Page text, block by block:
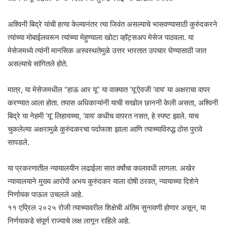
अश्विनी बिद्रे यांची हत्या केल्यानंतर त्या जिवंत असल्याचे भासवण्यासाठी कुरुंदकरने
त्यांच्या मोबाईलवरून त्यांच्या मेहुण्याला खोटा व्हॉट्सअप मेसेज पाठवला. या
मेसेजमध्ये त्यांनी मानसिक अस्वस्थतेमुळे उत्तर भारतात उपचार घेण्यासाठी जात
असल्याचे सांगितले होते.
मात्र, या मेसेजमधील “हाऊ आर यू” या वाक्यात ‘यू’ऐवजी ‘वाय’ या अक्षराचा वापर
करण्यात आला होता. तपास अधिकाऱ्यांनी याची सखोल छाननी केली असता, अश्विनी
बिद्रे या नेहमी ‘यू’ लिहायच्या, ‘वाय’ कधीच वापरत नसत, हे स्पष्ट झाले. याच
चुकलेल्या अक्षरामुळे कुरुंदकरचा पर्दाफाश झाला आणि त्याच्याविरुद्ध ठोस पुरावे
सापडले.
या प्रकरणातील न्यायालयीन लढाईला सात वर्षांचा कालावधी लागला. अखेर
न्यायालयाने मुख्य आरोपी अभय कुरुंदकर याला दोषी ठरवत, न्यायाच्या दिशेने
निर्णायक पाऊल उचलले आहे.
११ एप्रिल २०२५ रोजी त्याच्यावरील शिक्षेची अंतिम सुनावणी होणार असून, या
निर्णयाकडे संपूर्ण राज्याचे लक्ष लागून राहिले आहे.